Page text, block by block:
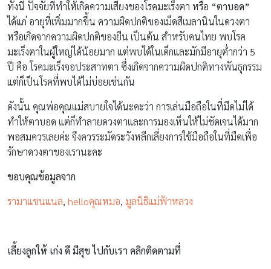
ทั้งนี้ ปัจจัยที่ทำให้เกิดความเสี่ยงของโรคมะเร็งตา หรือ “ตาบอด”
ได้แก่ อายุที่เพิ่มมากขึ้น ความผิดปกติของเม็ดสีเมลานินในดวงตา
หรือเกิดจากความผิดปกติของยีน เป็นต้น สำหรับคนไทย พบโรค
มะเร็งตาในผู้ใหญ่ได้น้อยมาก แต่พบได้ในเด็กและมักมีอายุต่ำกว่า 5
ปี คือ โรคมะเร็งจอประสาทตา ซึ่งเกิดจากความผิดปกติทางพันธุกรรม
แต่ก็เป็นโรคที่พบได้ไม่บ่อยเช่นกัน
ดังนั้น คุณพ่อคุณแม่สบายใจได้นะคะว่า การเล่นมือถือในที่มืดไม่ได้
ทำให้ตาบอด แต่ก็ทำลายดวงตาและการมองเห็นให้ไม่ชัดเจนได้มาก
พอสมควรเลยค่ะ จึงควรระมัดระวังหลีกเลี่ยงการใช้มือถือในที่มืดเพื่อ
รักษาดวงตาของเรานะคะ
ขอบคุณข้อมูลจาก
รามาแชนแนล, helloคุณหมอ, มูลนิธิแม่ฟ้าหลวง
เลี้ยงลูกให้ เก่ง ดี มีสุข ไปกับเรา คลิกติดตามที่